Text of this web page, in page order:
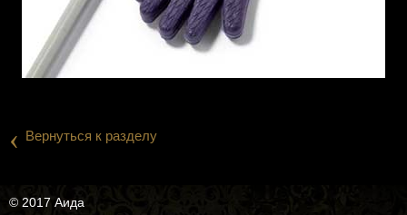
‹ Вернуться к разделу
© 2017 Аида